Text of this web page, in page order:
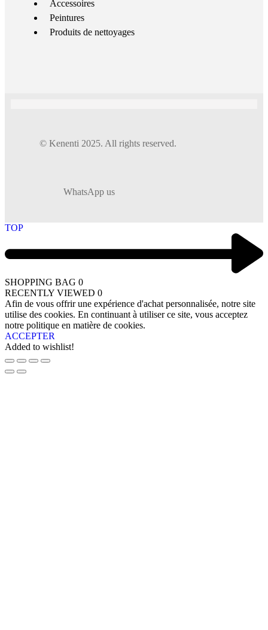
Accessoires
Peintures
Produits de nettoyages
© Kenenti 2025. All rights reserved.
WhatsApp us
TOP
SHOPPING BAG 0
RECENTLY VIEWED 0
Afin de vous offrir une expérience d'achat personnalisée, notre site
utilise des cookies. En continuant à utiliser ce site, vous acceptez
notre politique en matière de cookies.
ACCEPTER
Added to wishlist!